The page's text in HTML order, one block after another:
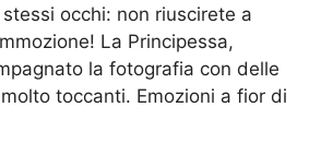
occhi: non riuscirete a
La Principessa,
la fotografia con delle
toccanti. Emozioni a fior di